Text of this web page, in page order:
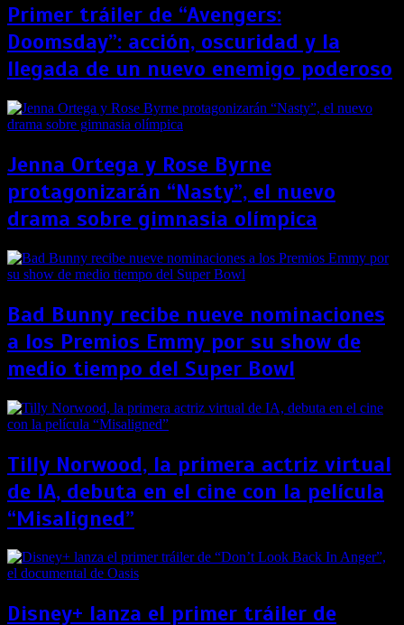
Primer tráiler de “Avengers:
Doomsday”: acción, oscuridad y la
llegada de un nuevo enemigo poderoso
Jenna Ortega y Rose Byrne
protagonizarán “Nasty”, el nuevo
drama sobre gimnasia olímpica
Bad Bunny recibe nueve nominaciones
a los Premios Emmy por su show de
medio tiempo del Super Bowl
Tilly Norwood, la primera actriz virtual
de IA, debuta en el cine con la película
“Misaligned”
Disney+ lanza el primer tráiler de